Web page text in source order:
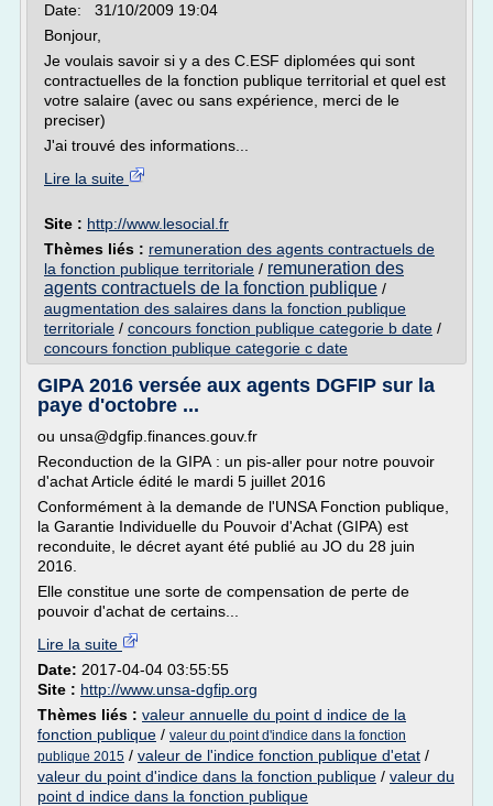
Date: 31/10/2009 19:04
Bonjour,
Je voulais savoir si y a des C.ESF diplomées qui sont
contractuelles de la fonction publique territorial et quel est
votre salaire (avec ou sans expérience, merci de le
preciser)
J'ai trouvé des informations...
Lire la suite
Site : http://www.lesocial.fr
Thèmes liés : remuneration des agents contractuels de
la fonction publique territoriale / remuneration des
agents contractuels de la fonction publique /
augmentation des salaires dans la fonction publique
territoriale / concours fonction publique categorie b date /
concours fonction publique categorie c date
GIPA 2016 versée aux agents DGFIP sur la
paye d'octobre ...
ou unsa@dgfip.finances.gouv.fr
Reconduction de la GIPA : un pis-aller pour notre pouvoir
d'achat Article édité le mardi 5 juillet 2016
Conformément à la demande de l'UNSA Fonction publique,
la Garantie Individuelle du Pouvoir d'Achat (GIPA) est
reconduite, le décret ayant été publié au JO du 28 juin
2016.
Elle constitue une sorte de compensation de perte de
pouvoir d'achat de certains...
Lire la suite
Date: 2017-04-04 03:55:55
Site : http://www.unsa-dgfip.org
Thèmes liés : valeur annuelle du point d indice de la
fonction publique / valeur du point d'indice dans la fonction
publique 2015 / valeur de l'indice fonction publique d'etat /
valeur du point d'indice dans la fonction publique / valeur du
point d indice dans la fonction publique